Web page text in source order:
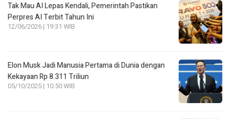
Tak Mau AI Lepas Kendali, Pemerintah Pastikan
Perpres AI Terbit Tahun Ini
12/06/2026 | 19:31 WIB
Elon Musk Jadi Manusia Pertama di Dunia dengan
Kekayaan Rp 8.311 Triliun
05/10/2025 | 10:50 WIB